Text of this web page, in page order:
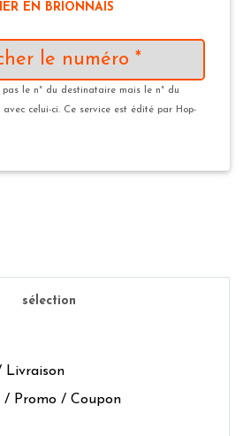
EN BRIONNAIS
le numéro *
le n° du destinataire mais le n° du
celui-ci. Ce service est édité par Hop-
sélection
Livraison
/ Promo / Coupon